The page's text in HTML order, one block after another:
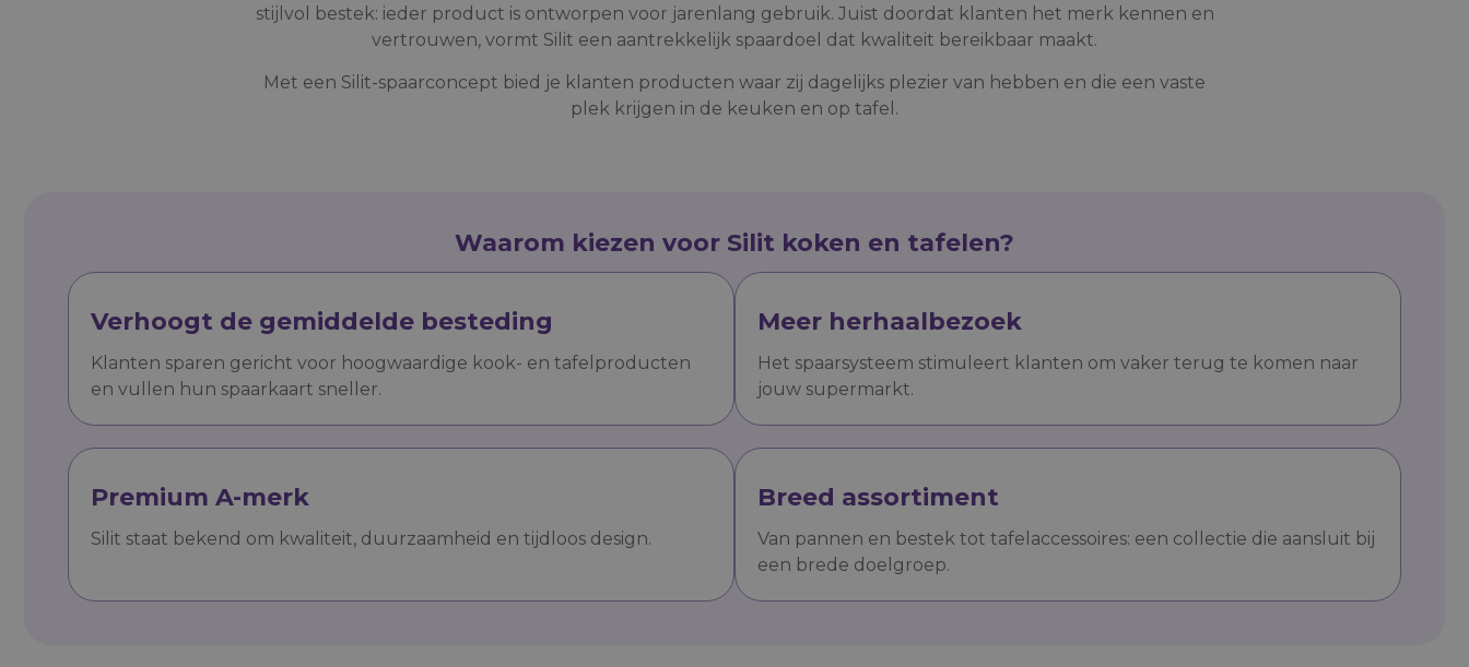
stijlvol bestek: ieder product is ontworpen voor jarenlang gebruik. Juist doordat klanten het merk kennen en
vertrouwen, vormt Silit een aantrekkelijk spaardoel dat kwaliteit bereikbaar maakt.
Met een Silit-spaarconcept bied je klanten producten waar zij dagelijks plezier van hebben en die een vaste
plek krijgen in de keuken en op tafel.
Waarom kiezen voor Silit koken en tafelen?
Verhoogt de gemiddelde besteding
Klanten sparen gericht voor hoogwaardige kook- en tafelproducten
en vullen hun spaarkaart sneller.
Meer herhaalbezoek
Het spaarsysteem stimuleert klanten om vaker terug te komen naar
jouw supermarkt.
Premium A-merk
Silit staat bekend om kwaliteit, duurzaamheid en tijdloos design.
Breed assortiment
Van pannen en bestek tot tafelaccessoires: een collectie die aansluit bij
een brede doelgroep.